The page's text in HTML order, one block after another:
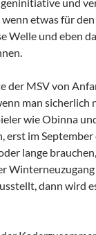
etwas für
Welle und eben
der MSV von
man sicherlich
wie Obinna
erst im
lange
dann wird